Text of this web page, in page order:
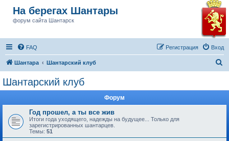
На берегах Шантары
форум сайта Шантарск
FAQ Вход
Регистрация
Шантара Шантарский клуб
Шантарский клуб
Форум
Год прошел, а ты все жив
Итоги года уходящего, надежды на будущее... Только для
зарегистрированных шантарцев.
Темы: 51